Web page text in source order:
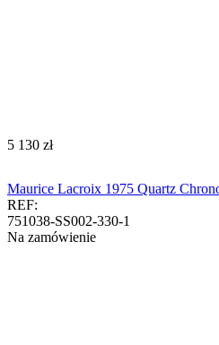
‍5 130‍ zł
Maurice Lacroix 1975 Quartz
REF:
751038-SS002-330-1
Na zamówienie